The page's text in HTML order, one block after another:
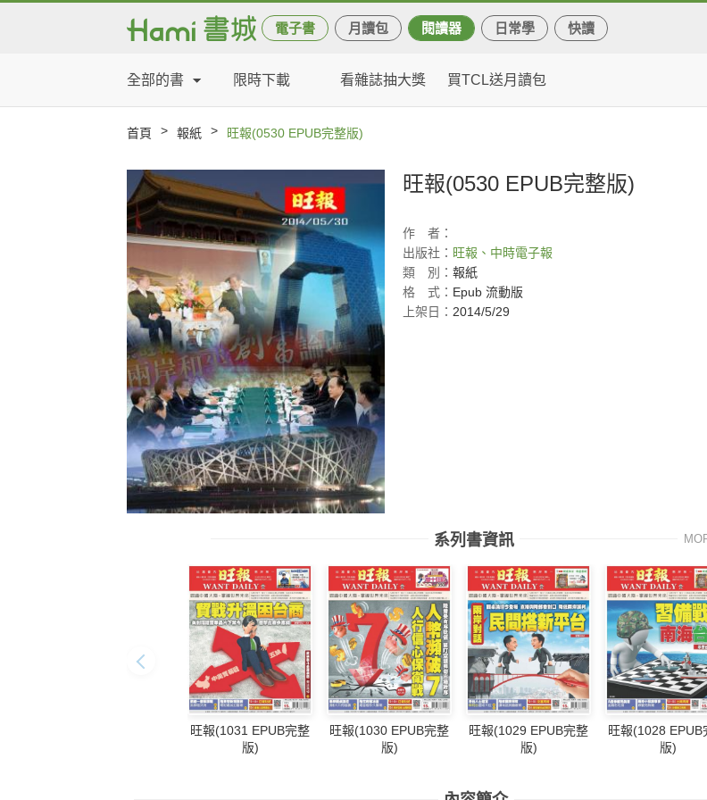
電子書 月讀包 閱讀器 日常學 快讀
全部的書 限時下載 看雜誌抽大獎 買TCL送月讀包
首頁 > 報紙 > 旺報(0530 EPUB完整版)
旺報(0530 EPUB完整版)
作
者：
出版社： 旺報、中時電子報
類
別： 報紙
格
式： Epub 流動版
上架日： 2014/5/29
系列書資訊
旺報(1031 EPUB完整
版)
旺報(1030 EPUB完整
版)
旺報(1029 EPUB完整
版)
旺報(1028 EPUB
版)